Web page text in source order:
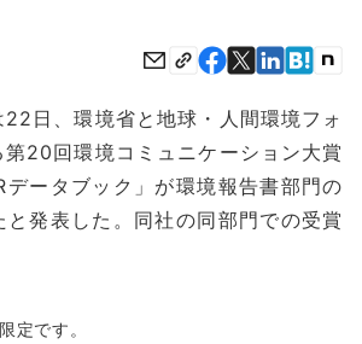
日、環境省と地球・人間環境フォ
20回環境コミュニケーション大賞
データブック」が環境報告書部門の
発表した。同社の同部門での受賞
定です。